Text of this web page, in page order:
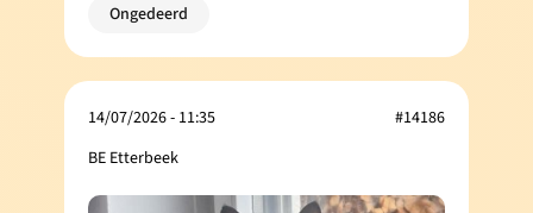
Ongedeerd
14/07/2026 - 11:35
BE Etterbeek
#14186